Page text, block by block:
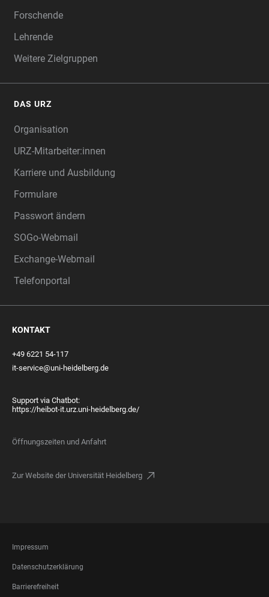
Forschende
Lehrende
Weitere Zielgruppen
DAS URZ
Organisation
URZ-Mitarbeiter:innen
Karriere und Ausbildung
Formulare
Passwort ändern
SOGo-Webmail
Exchange-Webmail
Telefonportal
KONTAKT
+49 6221 54-117
it-service@uni-heidelberg.de
Support via Chatbot:
https://heibot-it.urz.uni-heidelberg.de/
Öffnungszeiten und Anfahrt
Zur Website der Universität Heidelberg
FOOTER
LEGAL
Impressum
Datenschutzerklärung
Barrierefreiheit